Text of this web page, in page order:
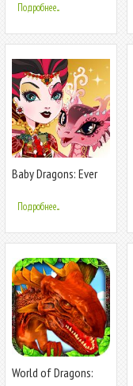
Подробнее...
Baby Dragons: Ever
Подробнее...
World of Dragons: